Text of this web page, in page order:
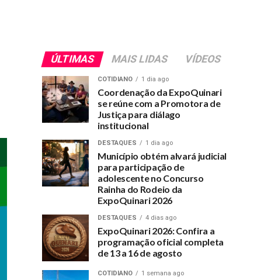
ÚLTIMAS MAIS LIDAS VÍDEOS
COTIDIANO 1 dia ago
Coordenação da ExpoQuinari
se reúne com a Promotora de
Justiça para diálago
institucional
DESTAQUES 1 dia ago
Município obtém alvará judicial
para participação de
adolescente no Concurso
Rainha do Rodeio da
ExpoQuinari 2026
DESTAQUES 4 dias ago
ExpoQuinari 2026: Confira a
programação oficial completa
de 13 a 16 de agosto
COTIDIANO 1 semana ago